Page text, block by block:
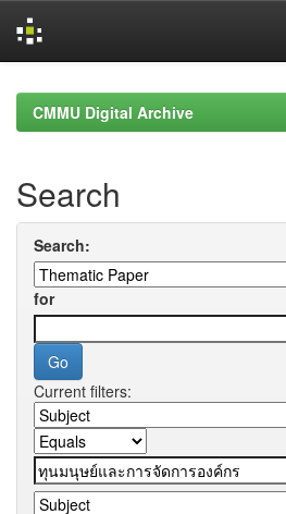
navigationCMMU Digital Archive
Search
Search:
for
Current filters: